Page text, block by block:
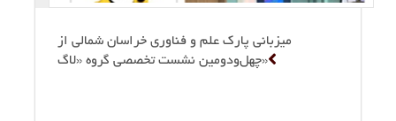
میزبانی پارك علم و فناوری خراسان شمالی از
چهل‌ودومین نشست تخصصی گروه «لاگ»